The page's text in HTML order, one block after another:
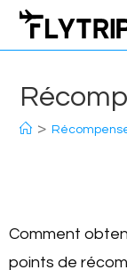
Aller
contenu
>
Comment
points de